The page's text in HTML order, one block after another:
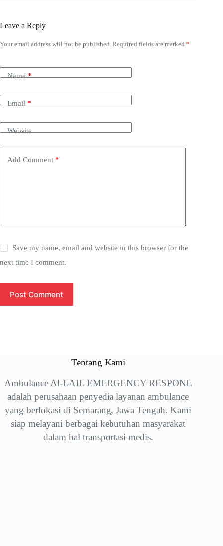
Leave a Reply
Your email address will not be published. Required fields are marked *
Name*
Email*
Website
Add Comment *
Save my name, email and website in this browser for the
next time I comment.
Post Comment
Tentang Kami
Ambulance Al-LAIL EMERGENCY RESPONE
adalah perusahaan penyedia layanan ambulance
yang berlokasi di Semarang, Jawa Tengah. Kami
siap melayani berbagai kebutuhan masyarakat
dalam hal transportasi medis.